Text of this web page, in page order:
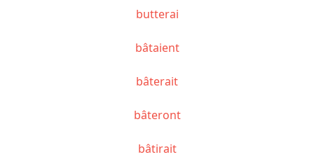
butterai
bâtaient
bâterait
bâteront
bâtirait